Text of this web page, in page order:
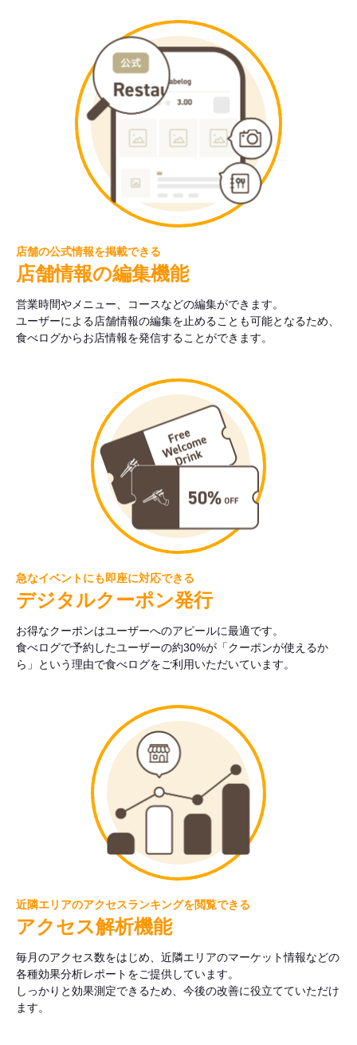
店舗の公式情報を掲載できる
店舗情報の編集機能
営業時間やメニュー、コースなどの編集ができます。
ユーザーによる店舗情報の編集を止めることも可能となるため、
食べログからお店情報を発信することができます。
急なイベントにも即座に対応できる
デジタルクーポン発行
お得なクーポンはユーザーへのアピールに最適です。
食べログで予約したユーザーの約30%が「クーポンが使えるか
ら」という理由で食べログをご利用いただいています。
近隣エリアのアクセスランキングを閲覧できる
アクセス解析機能
毎月のアクセス数をはじめ、近隣エリアのマーケット情報などの
各種効果分析レポートをご提供しています。
しっかりと効果測定できるため、今後の改善に役立てていただけ
ます。